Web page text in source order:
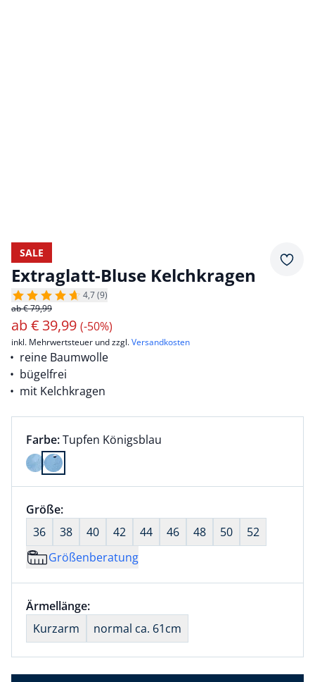
SALE
Extraglatt-Bluse Kelchkragen
4,7 (9)
ab € 79,99
ab€ 39,99 (-50%)
inkl. Mehrwertsteuer und zzgl.Versandkosten
reine Baumwolle
bügelfrei
mit Kelchkragen
Farbauswahl:
Farbe:aktuell ausgewählt:
Tupfen Königsblau
Farbe Tupfen Königsblau ausgewählt
Größenauswahl:
Größe:nichts ausgewählt
36
38 40 42 44 46 48 50
52
Größenberatung
Größenauswahl:
Ärmellänge:nichts ausgewählt
Kurzarm
normal ca. 61cm